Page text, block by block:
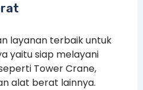
layanan terbaik untuk
yaitu siap melayani
Tower Crane,
alat berat lainnya.